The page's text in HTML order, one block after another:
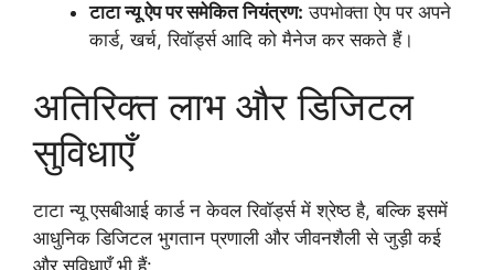
टाटा न्यू ऐप पर समेकित नियंत्रण: उपभोक्ता ऐप पर अपने
कार्ड, खर्च, रिवॉर्ड्स आदि को मैनेज कर सकते हैं।
अतिरिक्त लाभ और डिजिटल
सुविधाएँ
टाटा न्यू एसबीआई कार्ड न केवल रिवॉर्ड्स में श्रेष्ठ है, बल्कि इसमें
आधुनिक डिजिटल भुगतान प्रणाली और जीवनशैली से जुड़ी कई
और सुविधाएँ भी हैं: